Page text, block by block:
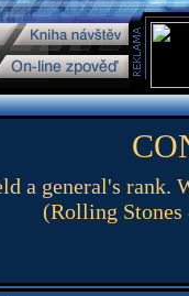
a general's rank.
(Rolling